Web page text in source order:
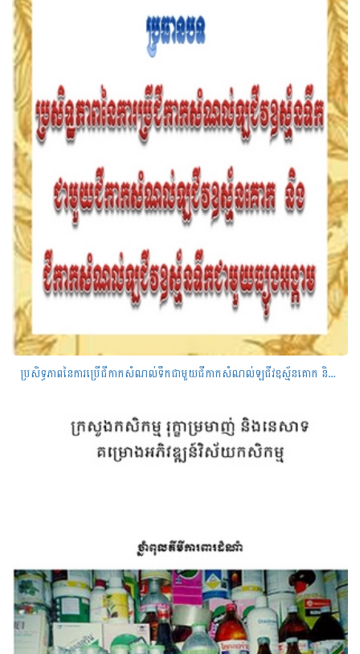
ប្រសិទ្ធភាពនៃការប្រើជីកាកសំណល់ទឹកជាមួយជីកាកសំណល់ឡជីវឧស្ម័នគោក និងជីកាកសំណល់ឡជីវឧស្ម័នទឹកជាមួយធ្យូងអង្កាម